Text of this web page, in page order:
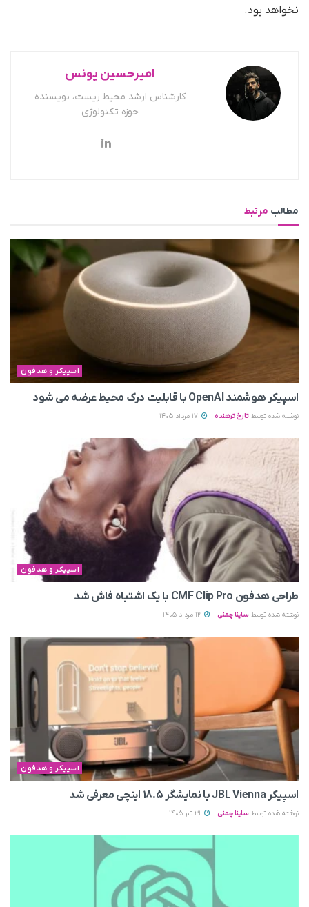
نخواهد بود.
امیرحسین یونس
کارشناس ارشد محیط زیست، نویسنده
حوزه تکنولوژی
مطالب مرتبط
اسپیکر و هدفون
اسپیکر هوشمند OpenAI با قابلیت درک محیط عرضه می‌ شود
نوشته شده توسط تارخ ترهنده
اسپیکر و هدفون
طراحی هدفون CMF Clip Pro با یک اشتباه فاش شد
نوشته شده توسط ساینا چمنی
اسپیکر و هدفون
اسپیکر JBL Vienna با نمایشگر ۱۸.۵ اینچی معرفی شد
نوشته شده توسط ساینا چمنی